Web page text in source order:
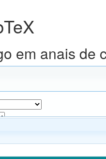
em anais de